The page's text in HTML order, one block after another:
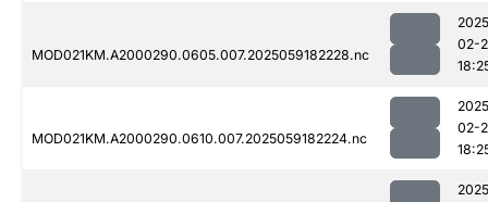
MOD021KM.A2000290.0605.007.2025059182228.nc
02-
MOD021KM.A2000290.0610.007.2025059182224.nc
02-